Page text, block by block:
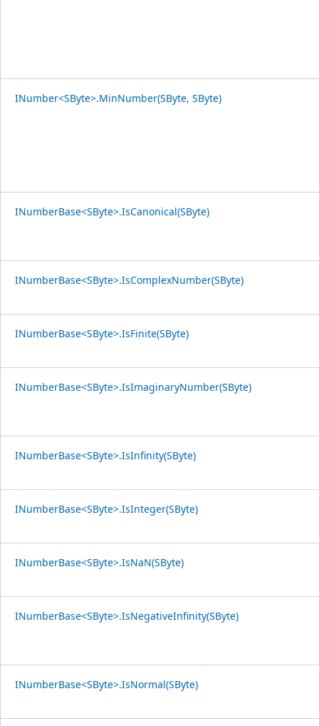
INumber<SByte>.MinNumber(SByte, SByte)
INumberBase<SByte>.IsCanonical(SByte)
INumberBase<SByte>.IsComplexNumber(SByte)
INumberBase<SByte>.IsFinite(SByte)
INumberBase<SByte>.IsImaginaryNumber(SByte)
INumberBase<SByte>.IsInfinity(SByte)
INumberBase<SByte>.IsInteger(SByte)
INumberBase<SByte>.IsNaN(SByte)
INumberBase<SByte>.IsNegativeInfinity(SByte)
INumberBase<SByte>.IsNormal(SByte)